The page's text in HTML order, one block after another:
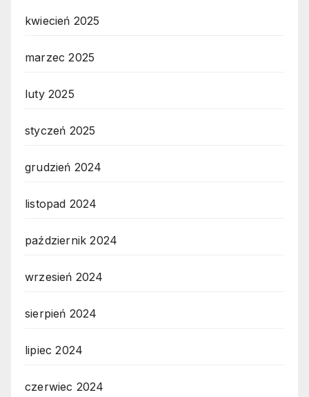
kwiecień 2025
marzec 2025
luty 2025
styczeń 2025
grudzień 2024
listopad 2024
październik 2024
wrzesień 2024
sierpień 2024
lipiec 2024
czerwiec 2024